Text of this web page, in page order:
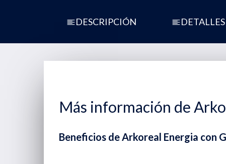
DESCRIPCIÓN
Más información de
Beneficios de Arkoreal Energia con